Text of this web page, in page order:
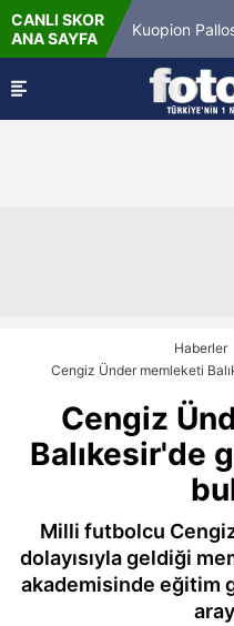
CANLI SKOR
ANA SAYFA
Match 12 Kuopion
Haberler
Cengiz Ünder memleketi
Cengiz
Balıkesir'de
Milli futbolcu
dolayısıyla geldiği
akademisinde eğitim